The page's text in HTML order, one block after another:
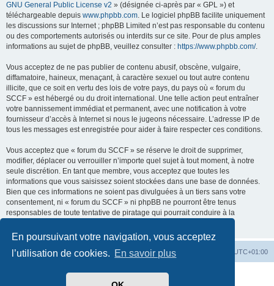
En poursuivant votre navigation, vous acceptez
l’utilisation de cookies. En savoir plus
GNU General Public License v2 » (désignée ci-après par « GPL ») et
téléchargeable depuis www.phpbb.com. Le logiciel phpBB facilite uniquement
les discussions sur Internet ; phpBB Limited n’est pas responsable du contenu
ou des comportements autorisés ou interdits sur ce site. Pour de plus amples
informations au sujet de phpBB, veuillez consulter : https://www.phpbb.com/.
Vous acceptez de ne pas publier de contenu abusif, obscène, vulgaire,
diffamatoire, haineux, menaçant, à caractère sexuel ou tout autre contenu
illicite, que ce soit en vertu des lois de votre pays, du pays où « forum du
SCCF » est hébergé ou du droit international. Une telle action peut entraîner
votre bannissement immédiat et permanent, avec une notification à votre
fournisseur d’accès à Internet si nous le jugeons nécessaire. L’adresse IP de
tous les messages est enregistrée pour aider à faire respecter ces conditions.
Vous acceptez que « forum du SCCF » se réserve le droit de supprimer,
modifier, déplacer ou verrouiller n’importe quel sujet à tout moment, à notre
seule discrétion. En tant que membre, vous acceptez que toutes les
informations que vous saisissez soient stockées dans une base de données.
Bien que ces informations ne soient pas divulguées à un tiers sans votre
consentement, ni « forum du SCCF » ni phpBB ne pourront être tenus
responsables de toute tentative de piratage qui pourrait conduire à la
Index du forum UTC+01:00
Développé parphpBB® Forum Software © phpBB Limited
Traduit par